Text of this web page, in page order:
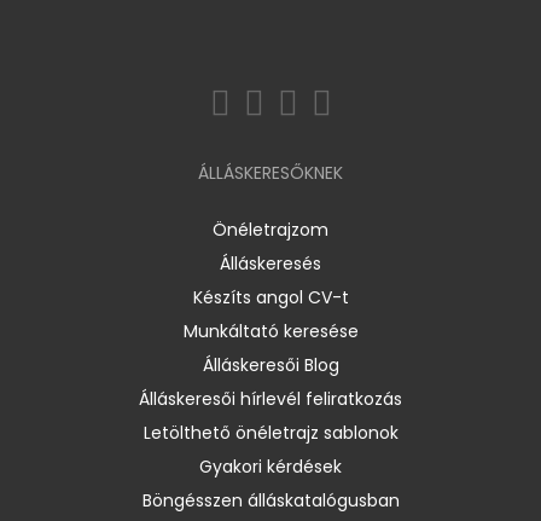
ÁLLÁSKERESŐKNEK
Önéletrajzom
Álláskeresés
Készíts angol CV-t
Munkáltató keresése
Álláskeresői Blog
Álláskeresői hírlevél feliratkozás
Letölthető önéletrajz sablonok
Gyakori kérdések
Böngésszen álláskatalógusban